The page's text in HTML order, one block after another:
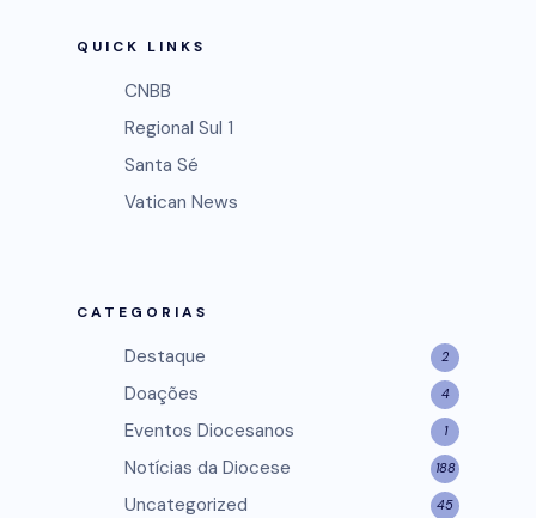
QUICK LINKS
CNBB
Regional Sul 1
Santa Sé
Vatican News
CATEGORIAS
Destaque 2
Doações 4
Eventos Diocesanos 1
Notícias da Diocese 188
Uncategorized 45